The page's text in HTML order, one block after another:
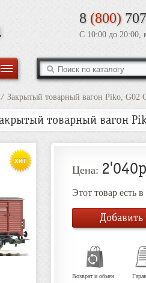
8 (800)
С 10:00 до 20:00,
/ Закрытый товарный вагон Piko, G02
товарный вагон
Цена:
Этот товар есть
Добавить
Возврат и обмен